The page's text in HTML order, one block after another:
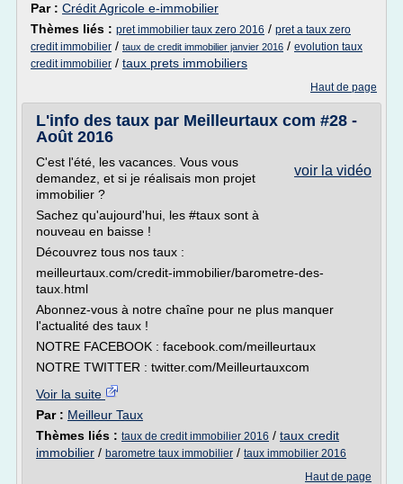
Par : Crédit Agricole e-immobilier
Thèmes liés : pret immobilier taux zero 2016 / pret a taux zero
credit immobilier / taux de credit immobilier janvier 2016 / evolution taux
credit immobilier / taux prets immobiliers
Haut de page
L'info des taux par Meilleurtaux com #28 -
Août 2016
voir la vidéo
C'est l'été, les vacances. Vous vous
demandez, et si je réalisais mon projet
immobilier ?
Sachez qu'aujourd'hui, les #taux sont à
nouveau en baisse !
Découvrez tous nos taux :
meilleurtaux.com/credit-immobilier/barometre-des-
taux.html
Abonnez-vous à notre chaîne pour ne plus manquer
l'actualité des taux !
NOTRE FACEBOOK : facebook.com/meilleurtaux
NOTRE TWITTER : twitter.com/Meilleurtauxcom
Voir la suite
Par : Meilleur Taux
Thèmes liés : taux de credit immobilier 2016 / taux credit
immobilier / barometre taux immobilier / taux immobilier 2016
Haut de page